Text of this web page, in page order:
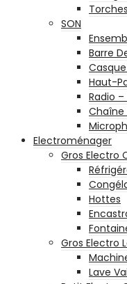
Torches
SON
Barre
Haut-
Radio –
Chaîne
Electroménager
Gros Electro
Hottes
Gros Electro
Lave